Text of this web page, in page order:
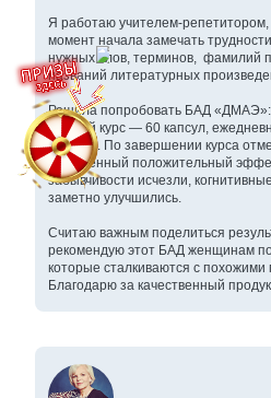
Я работаю учителем‑репетитором,
момент начала замечать
нужных слов, терминов, фамилий
названий литературных
Решила попробовать БАД
полный курс — 60 капсул,
капсуле. По завершении курса
выраженный положительный
забывчивости исчезли,
заметно улучшились.
Считаю важным поделиться
рекомендую этот БАД женщинам
которые сталкиваются с
Благодарю за качественный